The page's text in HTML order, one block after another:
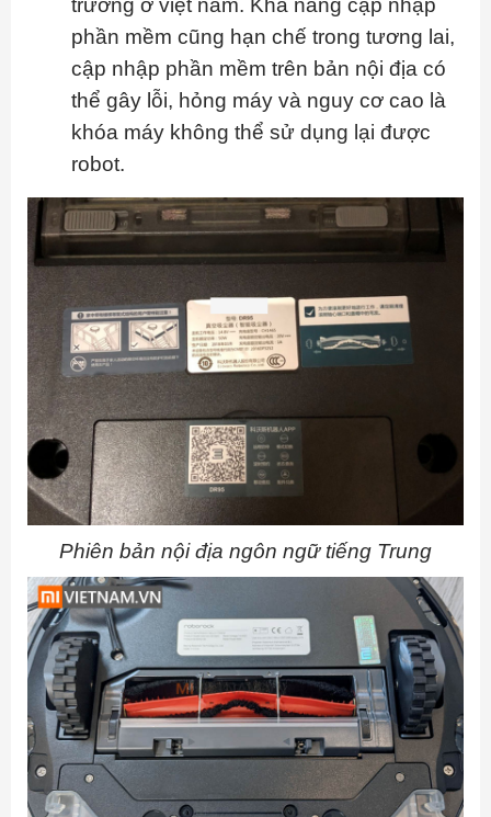
trường ở việt nam. Khả năng cập nhập
phần mềm cũng hạn chế trong tương lai,
cập nhập phần mềm trên bản nội địa có
thể gây lỗi, hỏng máy và nguy cơ cao là
khóa máy không thể sử dụng lại được
robot.
Phiên bản nội địa ngôn ngữ tiếng Trung